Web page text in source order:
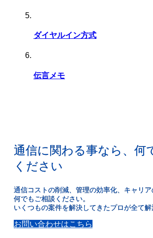
ダイヤルイン方式
伝言メモ
通信に関わる事なら、何
ください
通信コストの削減、管理の効率化、キャリア
何でもご相談ください。
いくつもの案件を解決してきたプロが全て解
お問い合わせはこちら